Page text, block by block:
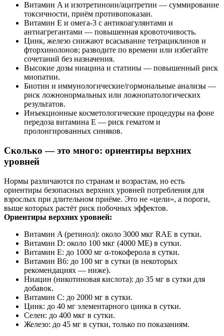
Витамин A и изотретиноин/ацитретин — суммирование
токсичности, приём противопоказан.
Витамин E и омега‑3 с антикоагулянтами и
антиагрегантами — повышенная кровоточивость.
Цинк, железо снижают всасывание тетрациклинов и
фторхинолонов; разводите по времени или избегайте
сочетаний без назначения.
Высокие дозы ниацина и статины — повышенный риск
миопатии.
Биотин и иммунологические/гормональные анализы —
риск ложнонормальных или ложнопатологических
результатов.
Инъекционные косметологические процедуры на фоне
передоза витамина E — риск гематом и
пролонгированных синяков.
Сколько — это много: ориентиры верхних
уровней
Нормы различаются по странам и возрастам, но есть
ориентиры безопасных верхних уровней потребления для
взрослых при длительном приёме. Это не «цели», а пороги,
выше которых растёт риск побочных эффектов.
Ориентиры верхних уровней:
Витамин A (ретинол): около 3000 мкг RAE в сутки.
Витамин D: около 100 мкг (4000 МЕ) в сутки.
Витамин E: до 1000 мг α‑токоферола в сутки.
Витамин B6: до 100 мг в сутки (в некоторых
рекомендациях — ниже).
Ниацин (никотиновая кислота): до 35 мг в сутки для
добавок.
Витамин C: до 2000 мг в сутки.
Цинк: до 40 мг элементарного цинка в сутки.
Селен: до 400 мкг в сутки.
Железо: до 45 мг в сутки, только по показаниям.